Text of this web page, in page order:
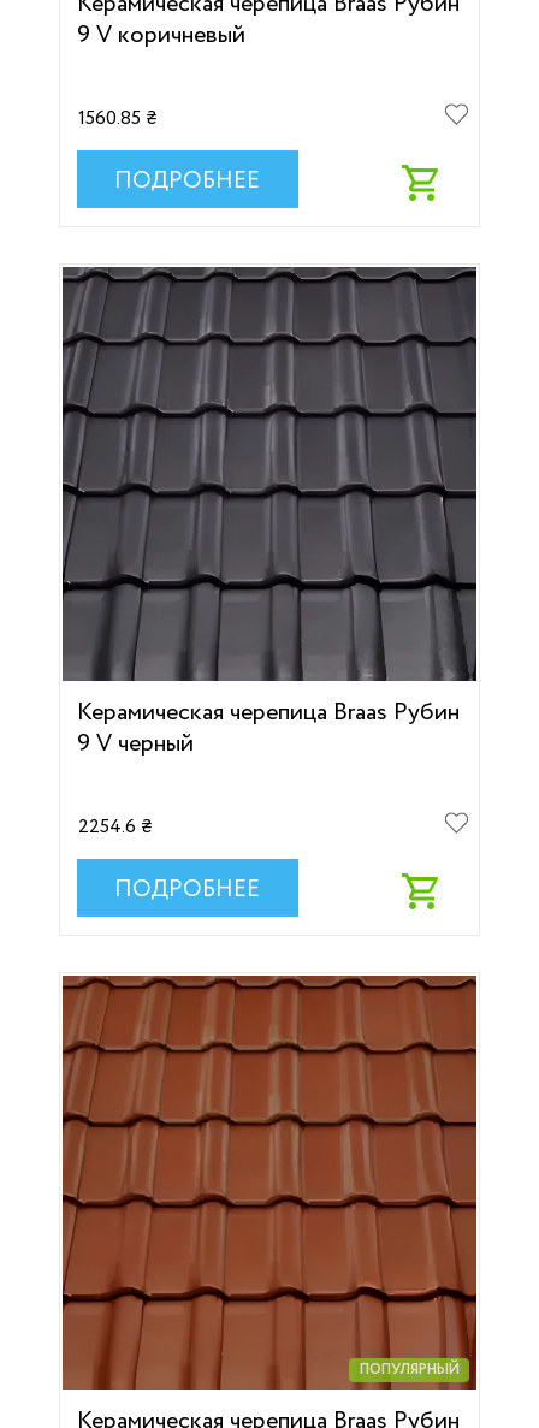
9 V коричневый
1560.85 ₴
ПОДРОБНЕЕ
Керамическая черепица Braas Рубин
9 V черный
2254.6 ₴
ПОДРОБНЕЕ
ПОПУЛЯРНЫЙ